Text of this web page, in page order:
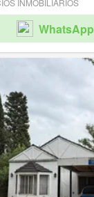
INMOBILIARIOS
WhatsApp